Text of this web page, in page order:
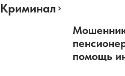
Криминал
помощь